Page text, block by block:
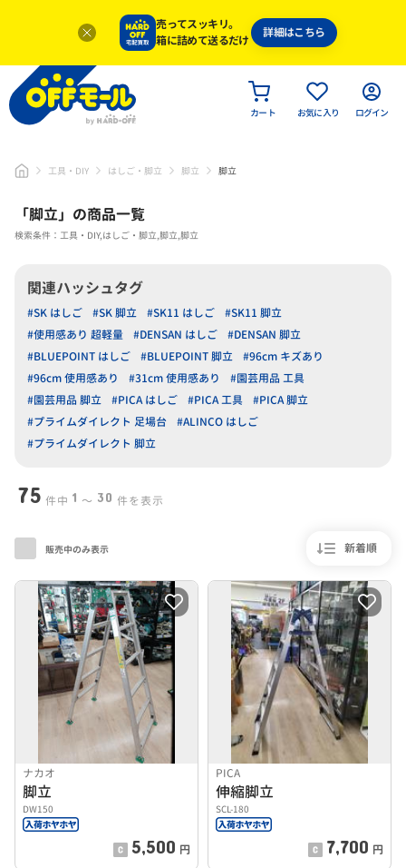
売ってスッキリ。
箱に詰めて送るだけ
詳細はこちら
カート お気に入り ログイン
工具・DIY はしご・脚立 脚立 脚立
「脚立」 の商品一覧
検索条件：工具・DIY,はしご・脚立,脚立,脚立
関連ハッシュタグ
#SK はしご #SK 脚立 #SK11 はしご
#SK11 脚立
#使用感あり 超軽量
#DENSAN はしご
#DENSAN 脚立
#BLUEPOINT はしご
#BLUEPOINT 脚立
#96cm キズあり
#96cm 使用感あり
#31cm 使用感あり
#園芸用品 工具
#園芸用品 脚立
#PICA はしご #PICA 工具
#PICA 脚立
#プライムダイレクト 足場台
#ALINCO はしご
#プライムダイレクト 脚立
75 件中 1 〜 30 件を表示
新着順
販売中のみ表示
ナカオ
脚立
DW150
5,500 円
PICA
伸縮脚立
SCL-180
7,700 円